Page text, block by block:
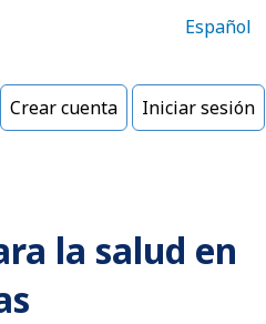
Español
Crear cuenta Iniciar sesión
la salud en